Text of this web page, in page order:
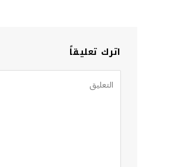
اترك تعليقاً